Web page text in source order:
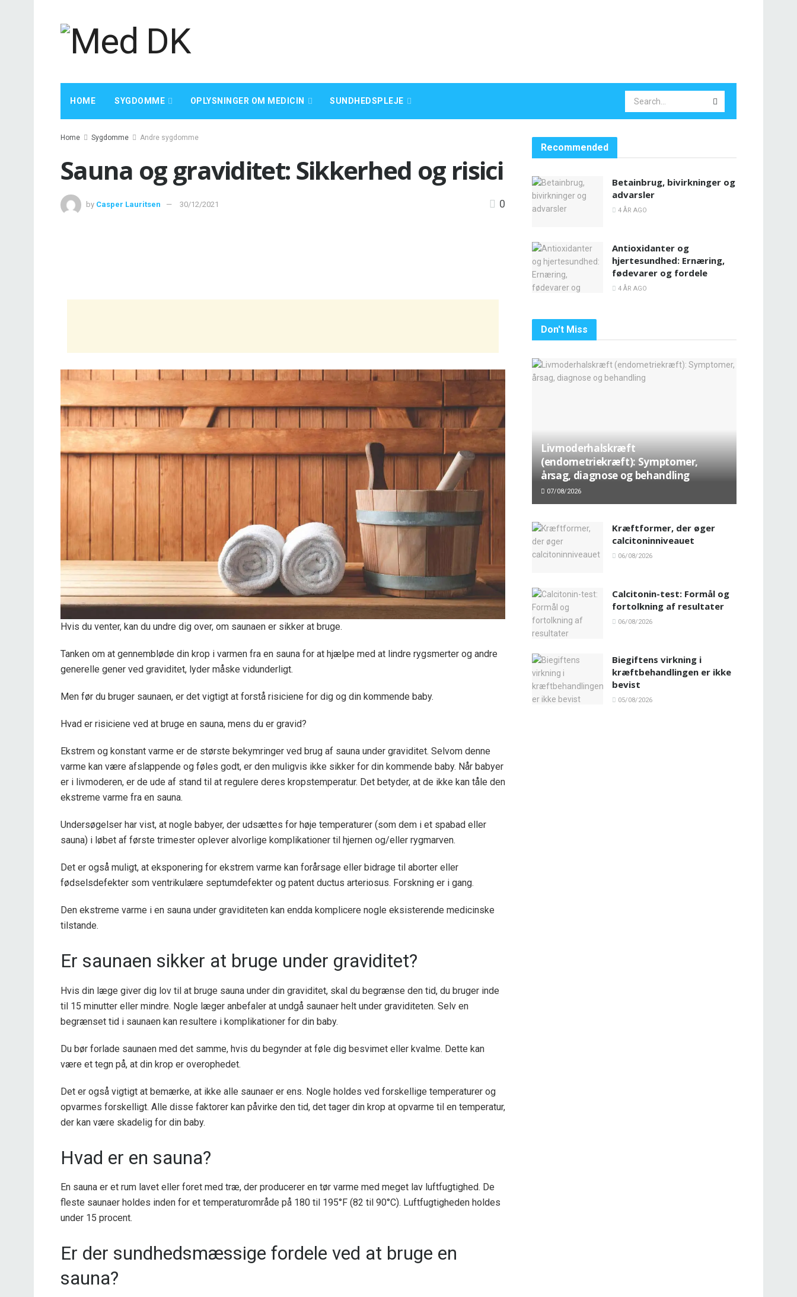
HOME SYGDOMME OPLYSNINGER OM MEDICIN SUNDHEDSPLEJE
Home Sygdomme Andre sygdomme
Sauna og graviditet: Sikkerhed og risici
by Casper Lauritsen 30/12/2021 0
Hvis du venter, kan du undre dig over, om saunaen er sikker at bruge.
Tanken om at gennembløde din krop i varmen fra en sauna for at hjælpe med at lindre rygsmerter og andre
generelle gener ved graviditet, lyder måske vidunderligt.
Men før du bruger saunaen, er det vigtigt at forstå risiciene for dig og din kommende baby.
Hvad er risiciene ved at bruge en sauna, mens du er gravid?
Ekstrem og konstant varme er de største bekymringer ved brug af sauna under graviditet. Selvom denne
varme kan være afslappende og føles godt, er den muligvis ikke sikker for din kommende baby. Når babyer
er i livmoderen, er de ude af stand til at regulere deres kropstemperatur. Det betyder, at de ikke kan tåle den
ekstreme varme fra en sauna.
Undersøgelser har vist, at nogle babyer, der udsættes for høje temperaturer (som dem i et spabad eller
sauna) i løbet af første trimester oplever alvorlige komplikationer til hjernen og/eller rygmarven.
Det er også muligt, at eksponering for ekstrem varme kan forårsage eller bidrage til aborter eller
fødselsdefekter som ventrikulære septumdefekter og patent ductus arteriosus. Forskning er i gang.
Den ekstreme varme i en sauna under graviditeten kan endda komplicere nogle eksisterende medicinske
tilstande.
Er saunaen sikker at bruge under graviditet?
Hvis din læge giver dig lov til at bruge sauna under din graviditet, skal du begrænse den tid, du bruger inde
til 15 minutter eller mindre. Nogle læger anbefaler at undgå saunaer helt under graviditeten. Selv en
begrænset tid i saunaen kan resultere i komplikationer for din baby.
Du bør forlade saunaen med det samme, hvis du begynder at føle dig besvimet eller kvalme. Dette kan
være et tegn på, at din krop er overophedet.
Det er også vigtigt at bemærke, at ikke alle saunaer er ens. Nogle holdes ved forskellige temperaturer og
opvarmes forskelligt. Alle disse faktorer kan påvirke den tid, det tager din krop at opvarme til en temperatur,
der kan være skadelig for din baby.
Hvad er en sauna?
En sauna er et rum lavet eller foret med træ, der producerer en tør varme med meget lav luftfugtighed. De
fleste saunaer holdes inden for et temperaturområde på 180 til 195°F (82 til 90°C). Luftfugtigheden holdes
under 15 procent.
Er der sundhedsmæssige fordele ved at bruge en
sauna?
Recommended
Betainbrug, bivirkninger og
advarsler
4 ÅR AGO
Antioxidanter og
hjertesundhed: Ernæring,
fødevarer og fordele
4 ÅR AGO
Don't Miss
Livmoderhalskræft
(endometriekræft): Symptomer,
årsag, diagnose og behandling
07/08/2026
Kræftformer, der øger
calcitoninniveauet
06/08/2026
Calcitonin-test: Formål og
fortolkning af resultater
06/08/2026
Biegiftens virkning i
kræftbehandlingen er ikke
bevist
05/08/2026